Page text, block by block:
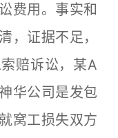
费用。事实和
，证据不足，
赔诉讼，某A
华公司是发包
窝工损失双方